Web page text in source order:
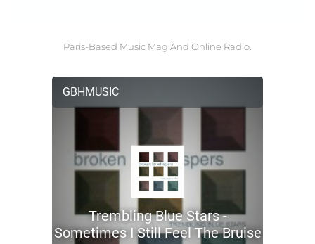
Paris-Based Music Mag And Online Radio.